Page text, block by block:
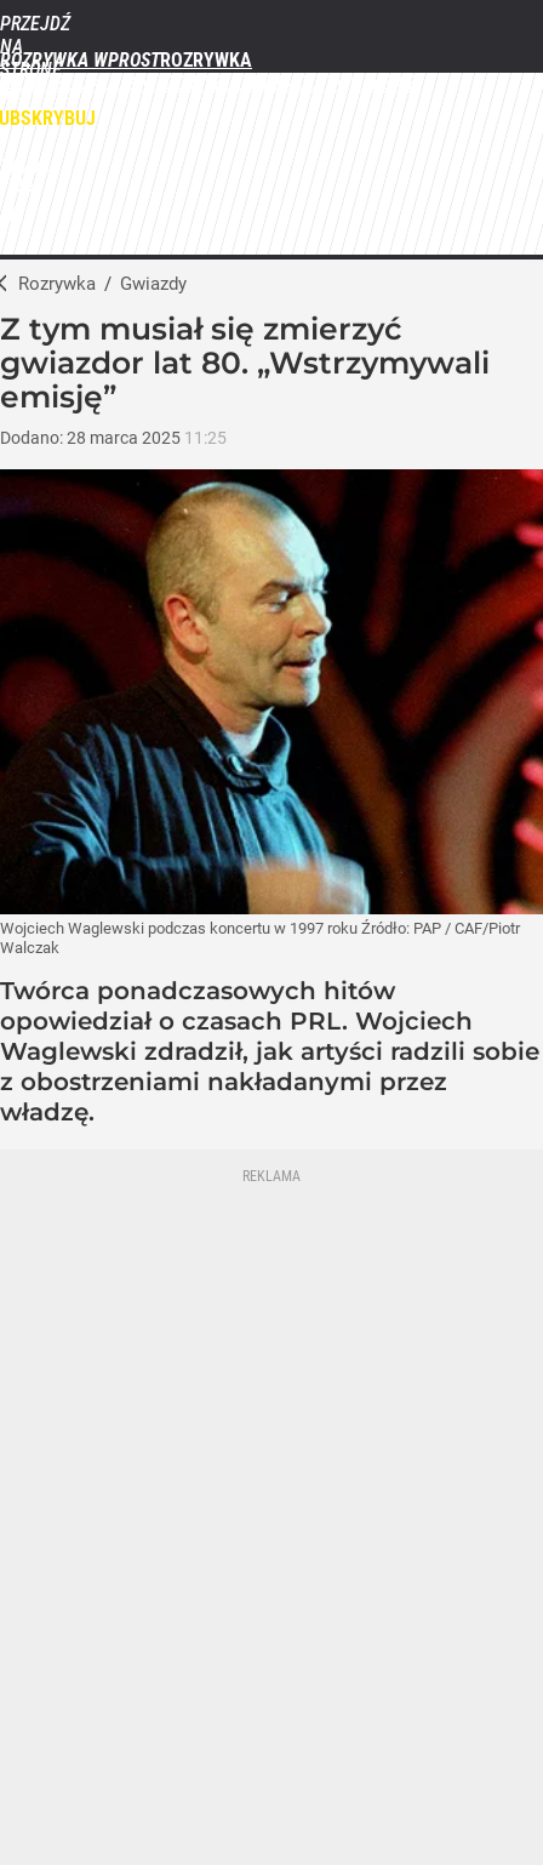
PRZEJDŹ
NA
STRONĘ
WPROST.PL
ROZRYWKA WPROST
Rozrywka / Gwiazdy
Z tym musiał się zmierzyć
gwiazdor lat 80. „Wstrzymywali
emisję”
Dodano:28 marca 2025 11:25
Wojciech Waglewski podczas koncertu w 1997 roku Źródło: PAP / CAF/Piotr
Walczak
Twórca ponadczasowych hitów
opowiedział o czasach PRL. Wojciech
Waglewski zdradził, jak artyści radzili sobie
z obostrzeniami nakładanymi przez
władzę.